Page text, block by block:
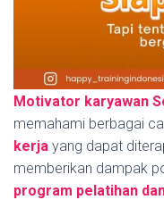
Motivator karyawan
memahami berbagai
kerja yang dapat
memberikan dampak
program pelatihan